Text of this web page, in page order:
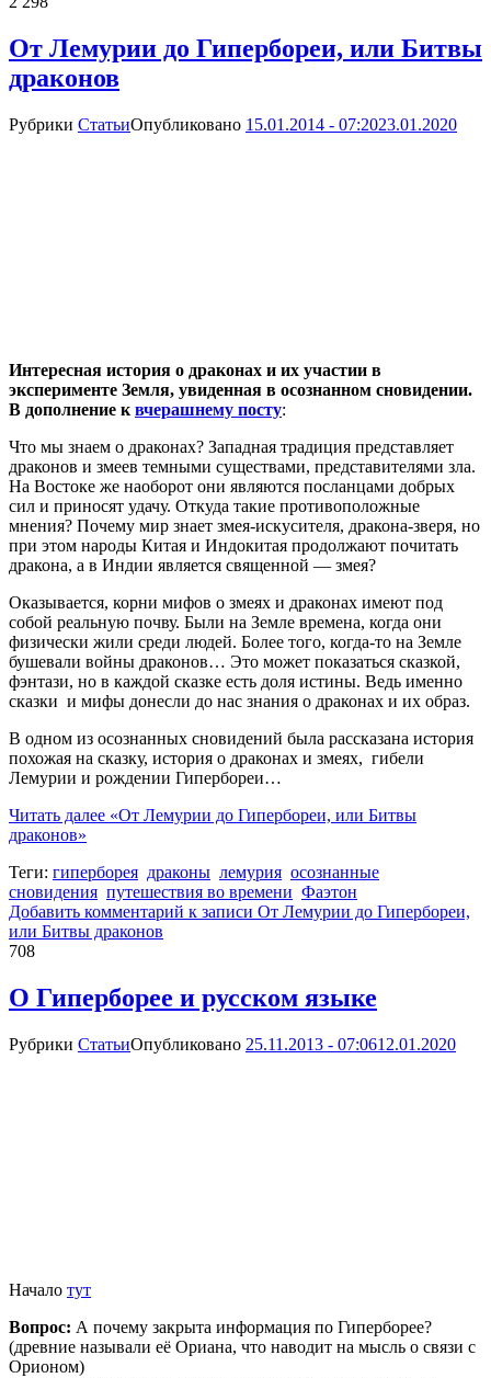
От Лемурии до Гипербореи, или Битвы
драконов
Рубрики СтатьиОпубликовано 15.01.2014 - 07:2023.01.2020
Интересная история о драконах и их участии в
эксперименте Земля, увиденная в осознанном сновидении.
В дополнение к вчерашнему посту:
Что мы знаем о драконах? Западная традиция представляет
драконов и змеев темными существами, представителями зла.
На Востоке же наоборот они являются посланцами добрых
сил и приносят удачу. Откуда такие противоположные
мнения? Почему мир знает змея-искусителя, дракона-зверя, но
при этом народы Китая и Индокитая продолжают почитать
дракона, а в Индии является священной — змея?
Оказывается, корни мифов о змеях и драконах имеют под
собой реальную почву. Были на Земле времена, когда они
физически жили среди людей. Более того, когда-то на Земле
бушевали войны драконов… Это может показаться сказкой,
фэнтази, но в каждой сказке есть доля истины. Ведь именно
сказки и мифы донесли до нас знания о драконах и их образ.
В одном из осознанных сновидений была рассказана история
похожая на сказку, история о драконах и змеях, гибели
Лемурии и рождении Гипербореи…
Читать далее «От Лемурии до Гипербореи, или Битвы
драконов»
Теги: гиперборея драконы лемурия осознанные
сновидения путешествия во времени Фаэтон
Добавить комментарий к записи От Лемурии до Гипербореи,
или Битвы драконов
708
О Гиперборее и русском языке
Рубрики СтатьиОпубликовано 25.11.2013 - 07:0612.01.2020
Начало тут
Вопрос: А почему закрыта информация по Гиперборее?
(древние называли её Ориана, что наводит на мысль о связи с
Орионом)